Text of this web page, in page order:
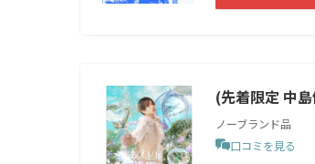
(先着限定 中
ノーブランド品
口コミを見る